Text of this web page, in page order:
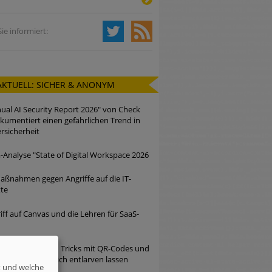
informiert:
SICHER & ANONYM
AI Security Report 2026" von Check
einen gefährlichen Trend in
Analyse "State of Digital Workspace 2026
gegen Angriffe auf die IT-
auf Canvas und die Lehren für SaaS-
2026: Die neuen Tricks mit QR-Codes und
– und wie sie sich entlarven lassen
welche